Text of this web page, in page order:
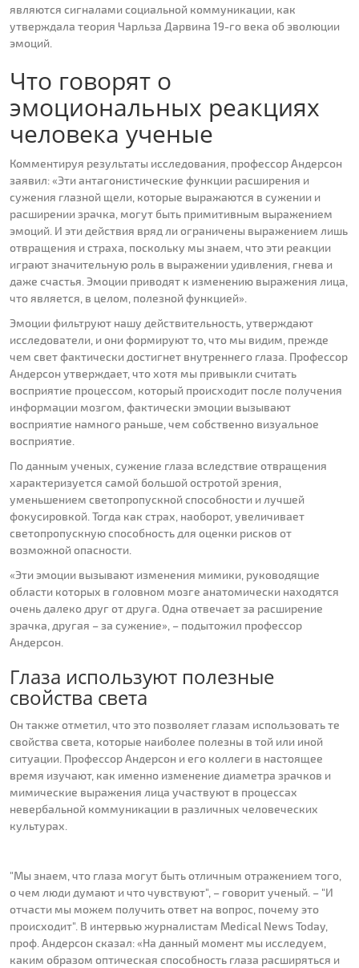
являются сигналами социальной коммуникации, как
утверждала теория Чарльза Дарвина 19-го века об эволюции
эмоций.
Что говорят о
эмоциональных реакциях
человека ученые
Комментируя результаты исследования, профессор Андерсон
заявил: «Эти антагонистические функции расширения и
сужения глазной щели, которые выражаются в сужении и
расширении зрачка, могут быть примитивным выражением
эмоций. И эти действия вряд ли ограничены выражением лишь
отвращения и страха, поскольку мы знаем, что эти реакции
играют значительную роль в выражении удивления, гнева и
даже счастья. Эмоции приводят к изменению выражения лица,
что является, в целом, полезной функцией».
Эмоции фильтруют нашу действительность, утверждают
исследователи, и они формируют то, что мы видим, прежде
чем свет фактически достигнет внутреннего глаза. Профессор
Андерсон утверждает, что хотя мы привыкли считать
восприятие процессом, который происходит после получения
информации мозгом, фактически эмоции вызывают
восприятие намного раньше, чем собственно визуальное
восприятие.
По данным ученых, сужение глаза вследствие отвращения
характеризуется самой большой остротой зрения,
уменьшением светопропускной способности и лучшей
фокусировкой. Тогда как страх, наоборот, увеличивает
светопропускную способность для оценки рисков от
возможной опасности.
«Эти эмоции вызывают изменения мимики, руководящие
области которых в головном мозге анатомически находятся
очень далеко друг от друга. Одна отвечает за расширение
зрачка, другая – за сужение», – подытожил профессор
Андерсон.
Глаза используют полезные
свойства света
Он также отметил, что это позволяет глазам использовать те
свойства света, которые наиболее полезны в той или иной
ситуации. Профессор Андерсон и его коллеги в настоящее
время изучают, как именно изменение диаметра зрачков и
мимические выражения лица участвуют в процессах
невербальной коммуникации в различных человеческих
культурах.
"Мы знаем, что глаза могут быть отличным отражением того,
о чем люди думают и что чувствуют", – говорит ученый. – "И
отчасти мы можем получить ответ на вопрос, почему это
происходит". В интервью журналистам Medical News Today,
проф. Андерсон сказал: «На данный момент мы исследуем,
каким образом оптическая способность глаза расширяться и